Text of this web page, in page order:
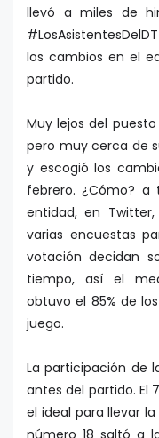
llevó a miles de
los cambios en el
partido.
Muy lejos del puesto
pero muy cerca de
y escogió los
febrero. ¿Cómo?
entidad, en Twitter,
varias encuestas
votación decidan
tiempo, así el
obtuvo el 85% de
juego.
La participación de
antes del partido. El
el ideal para llevar
número 18 saltó a